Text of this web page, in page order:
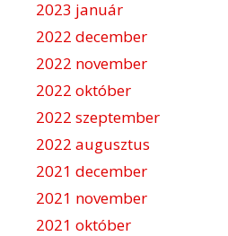
2023 január
2022 december
2022 november
2022 október
2022 szeptember
2022 augusztus
2021 december
2021 november
2021 október